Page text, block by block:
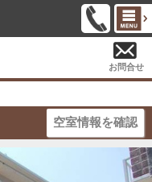
お問合せ
空室情報を確認